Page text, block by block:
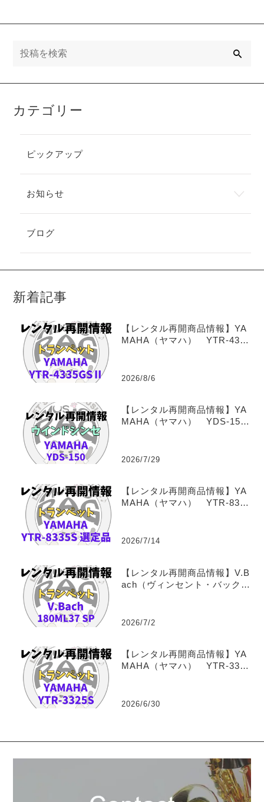
カテゴリー
ピックアップ
お知らせ
ブログ
新着記事
【レンタル再開商品情報】YA
MAHA（ヤマハ） YTR-4335
2026/8/6
【レンタル再開商品情報】YA
MAHA（ヤマハ） YDS-150
2026/7/29
【レンタル再開商品情報】YA
MAHA（ヤマハ） YTR-8335
2026/7/14
【レンタル再開商品情報】V.B
ach（ヴィンセント・バック）
2026/7/2
【レンタル再開商品情報】YA
MAHA（ヤマハ） YTR-3325
2026/6/30